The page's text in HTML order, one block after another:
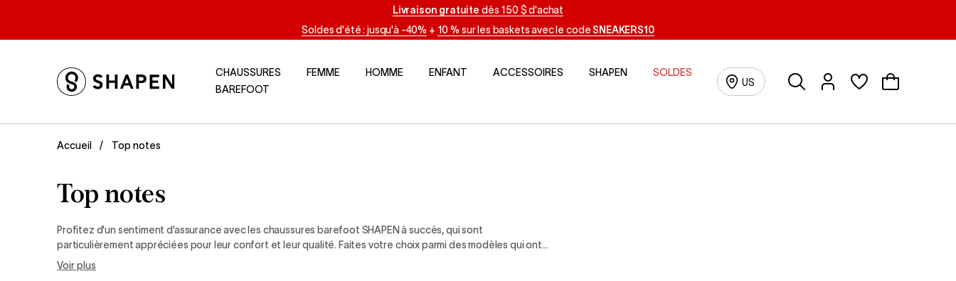
Livraison gratuite dès 150 $ d'achat
Soldes d'été : jusqu'à -40% + 10 % sur les baskets avec le codeSNEAKERS10
CHAUSSURES
BAREFOOT
FEMME HOMME ENFANT ACCESSOIRES SHAPEN
SOLDES
US
RechercheConnexion/inscription
Accueil Top notes
Top notes
Profitez d'un sentiment d’assurance avec les chaussures barefoot SHAPEN à succès, qui sont
particulièrement appréciées pour leur confort et leur qualité. Faites votre choix parmi des modèles qui ont
fait leurs preuves et offrez à vos pieds un confort sur lequel vous pouvez compter à 100 %.
Voir plus